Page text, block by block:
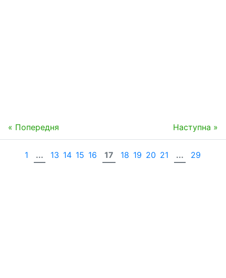
« Попередня Наступна »
1 ... 13 14 15 16 17 18 19 20 21 ... 29